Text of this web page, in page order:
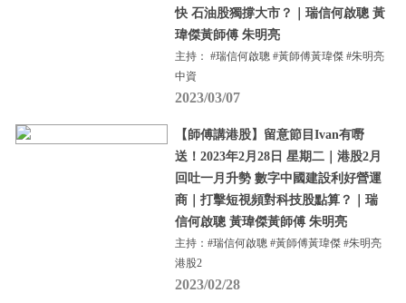
快 石油股獨撐大市？｜瑞信何啟聰 黃
瑋傑黃師傅 朱明亮
主持： #瑞信何啟聰 #黃師傅黃瑋傑 #朱明亮
中資
2023/03/07
【師傅講港股】留意節目Ivan有嘢
送！2023年2月28日 星期二｜港股2月
回吐一月升勢 數字中國建設利好營運
商｜打擊短視頻對科技股點算？｜瑞
信何啟聰 黃瑋傑黃師傅 朱明亮
主持：#瑞信何啟聰 #黃師傅黃瑋傑 #朱明亮
港股2
2023/02/28